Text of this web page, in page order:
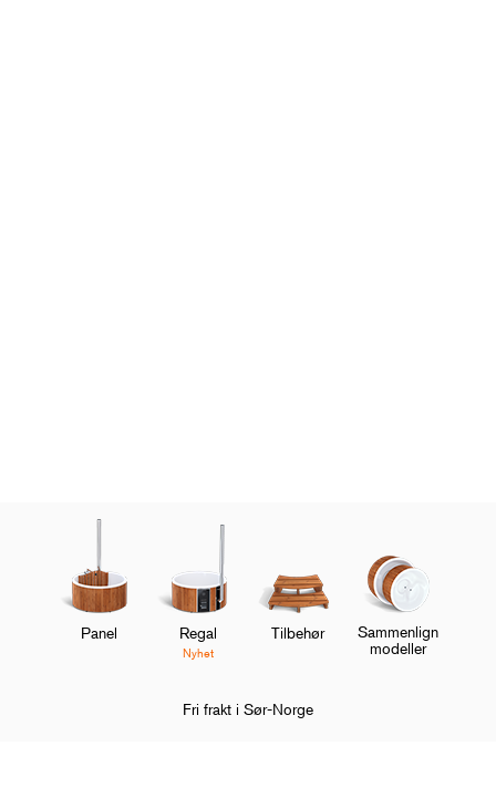
Panel Regal
Nyhet
Tilbehør
Sammenlign
modeller
Fri frakt i Sør-Norge